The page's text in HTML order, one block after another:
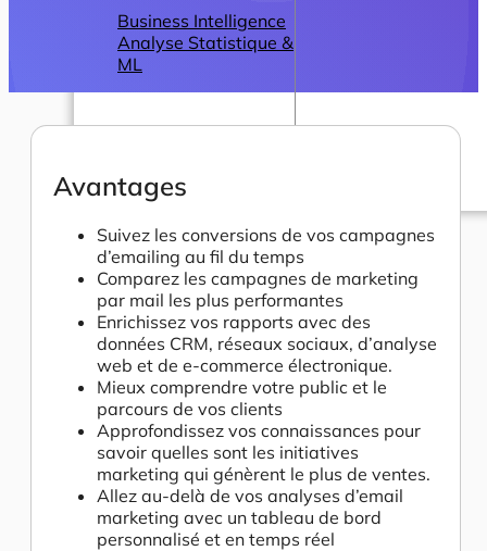
Business Intelligence
Analyse Statistique &
ML
Avantages
Suivez les conversions de vos campagnes
d’emailing au fil du temps
Comparez les campagnes de marketing
par mail les plus performantes
Enrichissez vos rapports avec des
données CRM, réseaux sociaux, d’analyse
web et de e-commerce électronique.
Mieux comprendre votre public et le
parcours de vos clients
Approfondissez vos connaissances pour
savoir quelles sont les initiatives
marketing qui génèrent le plus de ventes.
Allez au-delà de vos analyses d’email
marketing avec un tableau de bord
personnalisé et en temps réel